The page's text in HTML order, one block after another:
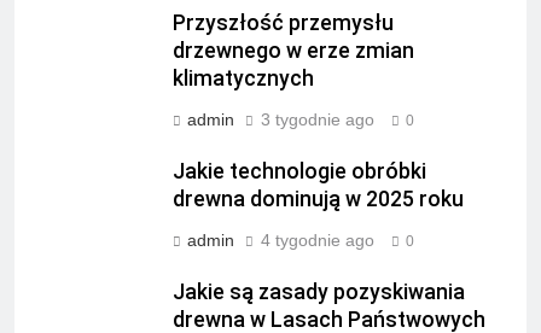
Przyszłość przemysłu
drzewnego w erze zmian
klimatycznych
admin 3 tygodnie ago 0
Jakie technologie obróbki
drewna dominują w 2025 roku
admin 4 tygodnie ago 0
Jakie są zasady pozyskiwania
drewna w Lasach Państwowych